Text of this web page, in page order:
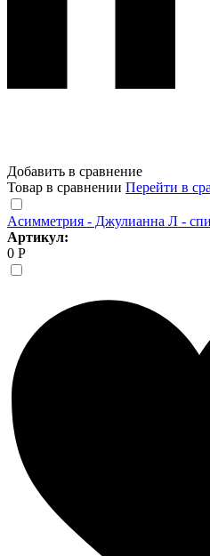
Добавить в сравнение
Товар в сравнении Перейти в
Асимметрия - Джулианна Л -
Артикул:
0 Р